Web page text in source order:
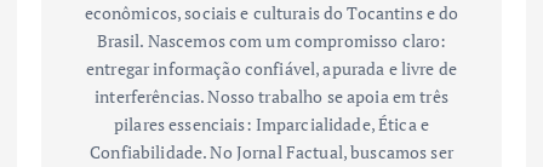
econômicos, sociais e culturais do Tocantins e do
Brasil. Nascemos com um compromisso claro:
entregar informação confiável, apurada e livre de
interferências. Nosso trabalho se apoia em três
pilares essenciais: Imparcialidade, Ética e
Confiabilidade. No Jornal Factual, buscamos ser